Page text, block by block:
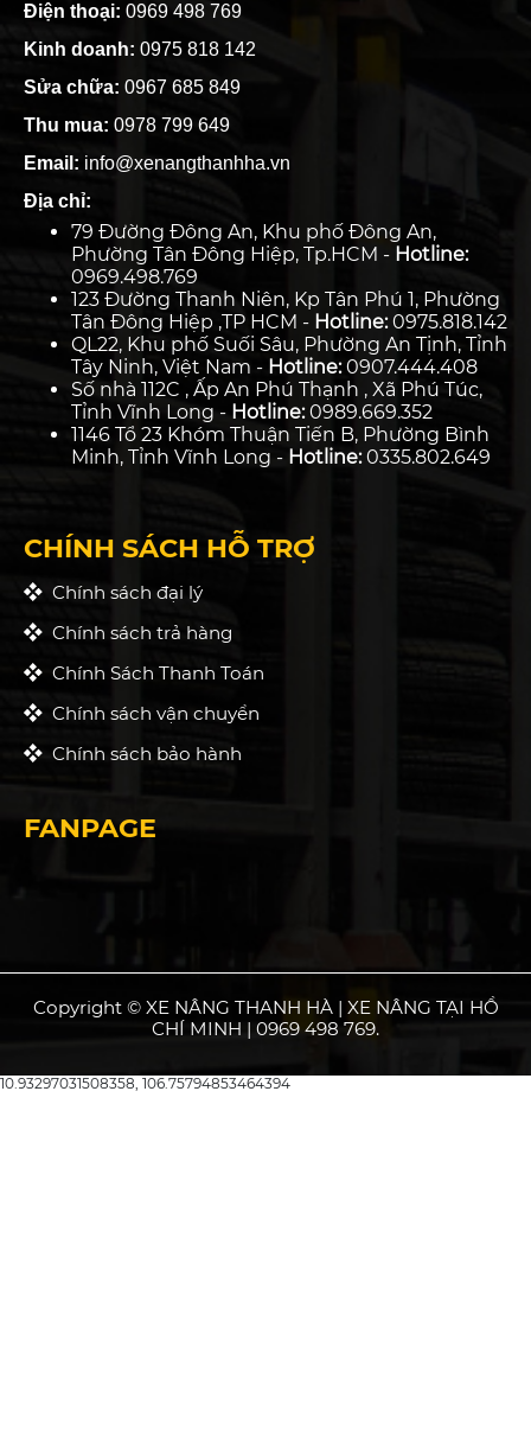
Điện thoại: 0969 498 769
Kinh doanh: 0975 818 142
Sửa chữa: 0967 685 849
Thu mua: 0978 799 649
Email: info@xenangthanhha.vn
Địa chỉ:
79 Đường Đông An, Khu phố Đông An,
Phường Tân Đông Hiệp, Tp.HCM - Hotline:
0969.498.769
123 Đường Thanh Niên, Kp Tân Phú 1, Phường
Tân Đông Hiệp ,TP HCM - Hotline:0975.818.142
QL22, Khu phố Suối Sâu, Phường An Tịnh, Tỉnh
Tây Ninh, Việt Nam - Hotline:0907.444.408
Số nhà 112C , Ấp An Phú Thạnh , Xã Phú Túc,
Tỉnh Vĩnh Long - Hotline:0989.669.352
1146 Tổ 23 Khóm Thuận Tiến B, Phường Bình
Minh, Tỉnh Vĩnh Long - Hotline:0335.802.649
CHÍNH SÁCH HỖ TRỢ
Chính sách đại lý
Chính sách trả hàng
Chính Sách Thanh Toán
Chính sách vận chuyển
Chính sách bảo hành
FANPAGE
Copyright © XE NÂNG THANH HÀ | XE NÂNG TẠI HỒ
CHÍ MINH | 0969 498 769.
10.93297031508358, 106.75794853464394